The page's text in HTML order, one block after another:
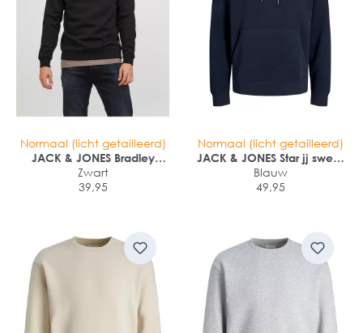
Normaal (licht getailleerd)
JACK & JONES Bradley
sweat half zip regular fit
Zwart
39,95
Normaal (licht getailleerd)
JACK & JONES Star jj sweat
hood regular fit
Blauw
49,95